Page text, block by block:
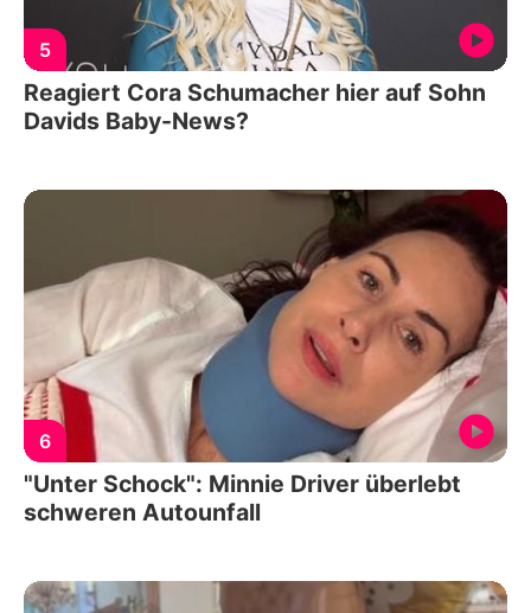
5
Reagiert Cora Schumacher hier auf Sohn
Davids Baby-News?
6
"Unter Schock": Minnie Driver überlebt
schweren Autounfall